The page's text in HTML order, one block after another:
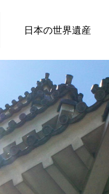
日本の世界遺産